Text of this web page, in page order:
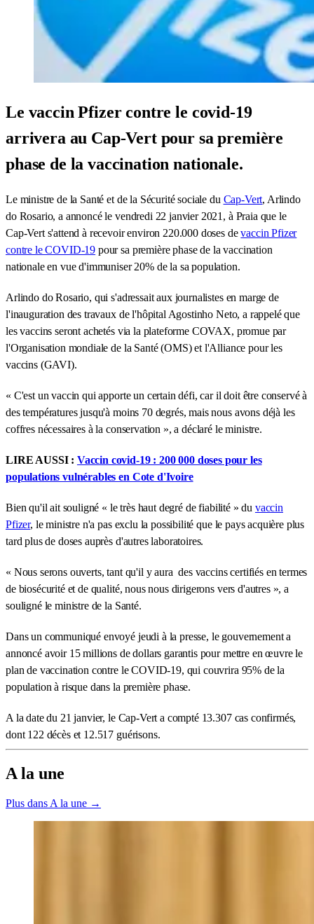
Le vaccin Pfizer contre le covid-19
arrivera au Cap-Vert pour sa première
phase de la vaccination nationale.
Le ministre de la Santé et de la Sécurité sociale du Cap-Vert, Arlindo
do Rosario, a annoncé le vendredi 22 janvier 2021, à Praia que le
Cap-Vert s'attend à recevoir environ 220.000 doses devaccin Pfizer
contre le COVID-19 pour sa première phase de la vaccination
nationale en vue d'immuniser 20% de la sa population.
Arlindo do Rosario, qui s'adressait aux journalistes en marge de
l'inauguration des travaux de l'hôpital Agostinho Neto, a rappelé que
les vaccins seront achetés via la plateforme COVAX, promue par
l'Organisation mondiale de la Santé (OMS) et l'Alliance pour les
vaccins (GAVI).
« C'est un vaccin qui apporte un certain défi, car il doit être conservé à
des températures jusqu'à moins 70 degrés, mais nous avons déjà les
coffres nécessaires à la conservation », a déclaré le ministre.
LIRE AUSSI : Vaccin covid-19 : 200 000 doses pour les
populations vulnérables en Cote d'Ivoire
Bien qu'il ait souligné « le très haut degré de fiabilité » du vaccin
Pfizer, le ministre n'a pas exclu la possibilité que le pays acquière plus
tard plus de doses auprès d'autres laboratoires.
« Nous serons ouverts, tant qu'il y aura des vaccins certifiés en termes
de biosécurité et de qualité, nous nous dirigerons vers d'autres », a
souligné le ministre de la Santé.
Dans un communiqué envoyé jeudi à la presse, le gouvernement a
annoncé avoir 15 millions de dollars garantis pour mettre en œuvre le
plan de vaccination contre le COVID-19, qui couvrira 95% de la
population à risque dans la première phase.
A la date du 21 janvier, le Cap-Vert a compté 13.307 cas confirmés,
dont 122 décès et 12.517 guérisons.
A la une
Plus dans A la une →